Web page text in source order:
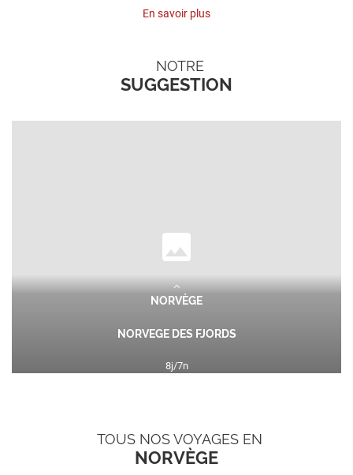
En savoir plus
NOTRE
SUGGESTION
NORVÈGE
NORVEGE DES FJORDS
8j/7n
Le voyage incontournable de la destination ! Découvrez
l’essence même de la Norvège à travers ce voyage...
TOUS NOS VOYAGES EN
NORVÈGE